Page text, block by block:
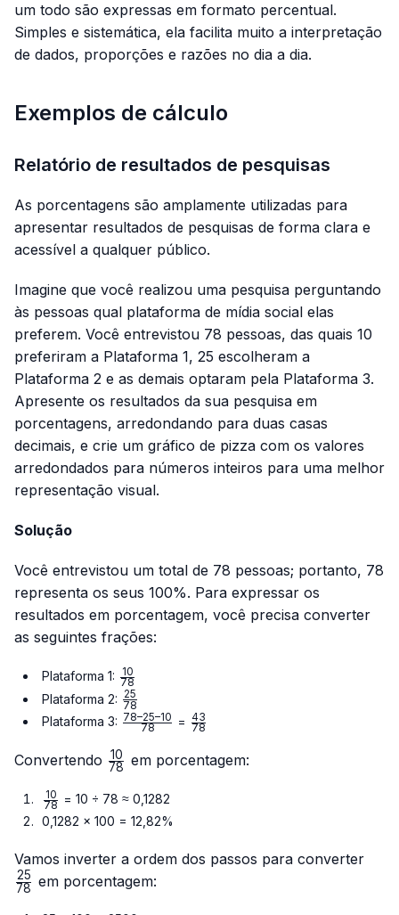
um todo são expressas em formato percentual.
Simples e sistemática, ela facilita muito a interpretação
de dados, proporções e razões no dia a dia.
Exemplos de cálculo
Relatório de resultados de pesquisas
As porcentagens são amplamente utilizadas para
apresentar resultados de pesquisas de forma clara e
acessível a qualquer público.
Imagine que você realizou uma pesquisa perguntando
às pessoas qual plataforma de mídia social elas
preferem. Você entrevistou 78 pessoas, das quais 10
preferiram a Plataforma 1, 25 escolheram a
Plataforma 2 e as demais optaram pela Plataforma 3.
Apresente os resultados da sua pesquisa em
porcentagens, arredondando para duas casas
decimais, e crie um gráfico de pizza com os valores
arredondados para números inteiros para uma melhor
representação visual.
Solução
Você entrevistou um total de 78 pessoas; portanto, 78
representa os seus 100%. Para expressar os
resultados em porcentagem, você precisa converter
as seguintes frações:
Plataforma 1: \frac{10}
{78}
78
10
Plataforma 2: \frac{25}
{78}
78
25
Plataforma 3: \frac{78
10}{78}
78
78–25–10 = \frac{43}
78
43
Convertendo \frac{10}
78
10 em porcentagem:
\frac{10}
{78}
78
10
= 10 ÷ 78 ≈ 0,1282
0,1282 × 100 = 12,82%
Vamos inverter a ordem dos passos para converter
78
25 em porcentagem: